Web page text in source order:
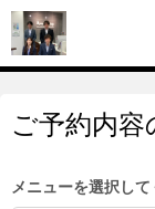
ご予約内容
メニューを選択し